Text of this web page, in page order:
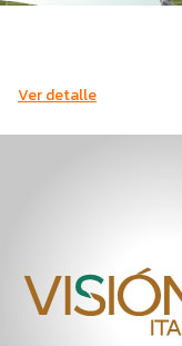
Ver detalle